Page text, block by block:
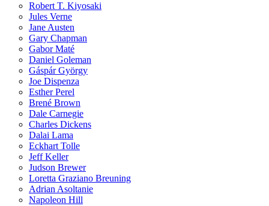
Robert T. Kiyosaki
Jules Verne
Jane Austen
Gary Chapman
Gabor Maté
Daniel Goleman
Gáspár György
Joe Dispenza
Esther Perel
Brené Brown
Dale Carnegie
Charles Dickens
Dalai Lama
Eckhart Tolle
Jeff Keller
Judson Brewer
Loretta Graziano Breuning
Adrian Asoltanie
Napoleon Hill